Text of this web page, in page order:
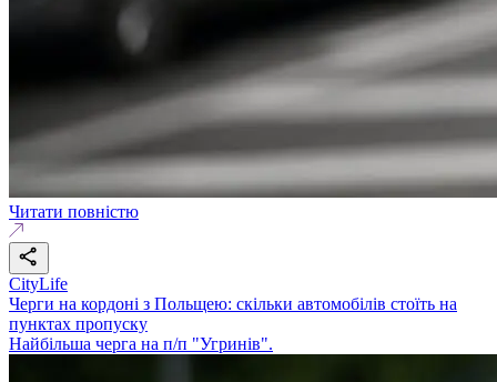
Читати повністю
CityLife
Черги на кордоні з Польщею: скільки автомобілів стоїть на
пунктах пропуску
Найбільша черга на п/п "Угринів".